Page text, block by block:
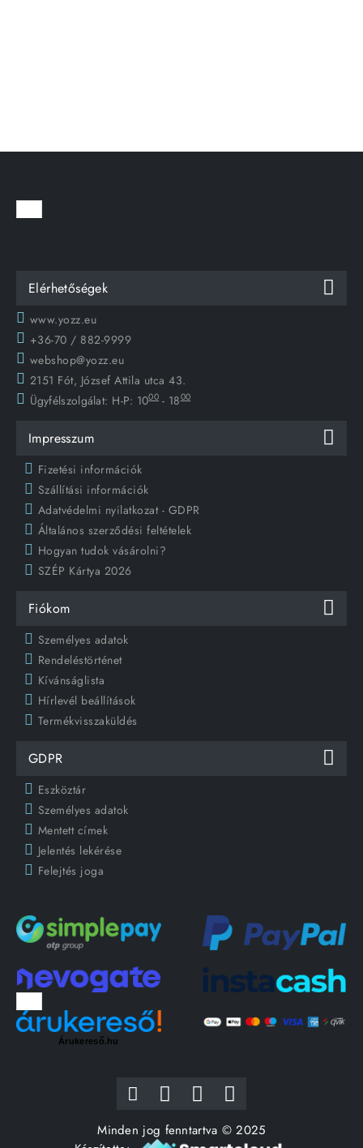
Elérhetőségek
www.yozz.eu
+36-70 / 882-9999
webshop@yozz.eu
2151 Fót, József Attila utca 43.
Ügyfélszolgálat: H-P: 1000 - 1800
Impresszum
Fizetési információk
Szállítási információk
Adatvédelmi nyilatkozat - GDPR
Általános szerződési feltételek
Hogyan tudok vásárolni?
SZÉP Kártya 2026
Fiókom
Személyes adatok
Rendeléstörténet
Kívánságlista
Hírlevél beállítások
Termékvisszaküldés
GDPR
Eszköztár
Személyes adatok
Mentett címek
Jelentés lekérése
Felejtés joga
Árukereső.hu
Minden jog fenntartva © 2025